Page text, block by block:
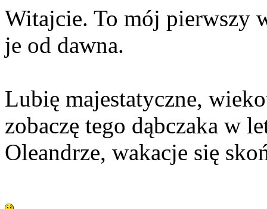
Witajcie. To mój pierwszy
je od dawna.
Lubię majestatyczne,
zobaczę tego dąbczaka w
Oleandrze, wakacje się